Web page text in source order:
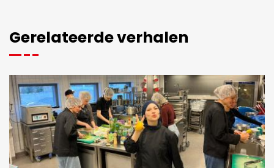
Gerelateerde verhalen